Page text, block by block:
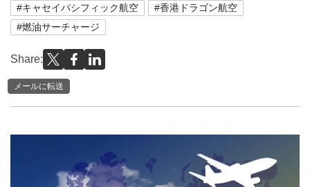
#キャセイパシフィック航空
#香港ドラゴン航空
#燃油サーチャージ
Share:
メールに転送